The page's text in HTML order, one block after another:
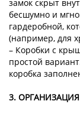
замок скрыт
бесшумно и
гардеробной,
(например, для
– Коробки с
простой
коробка
3.